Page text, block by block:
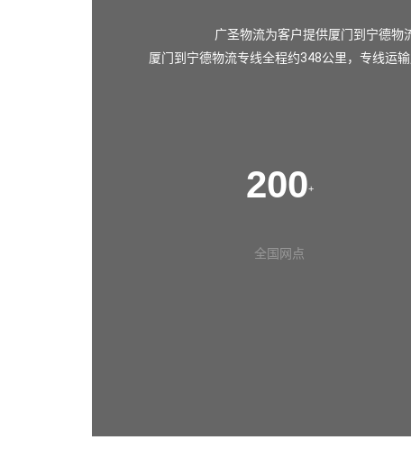
广圣物流为客户提供厦门到宁德物
厦门到宁德物流专线全程约348公里，专线运
200+
全国网点